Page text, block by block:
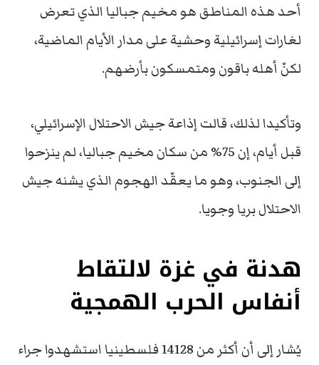
أحد هذه المناطق هو مخيم جباليا الذي تعرض
لغارات إسرائيلية وحشية على مدار الأيام الماضية،
لكنّ أهله باقون ومتمسكون بأرضهم.
وتأكيدا لذلك، قالت إذاعة جيش الاحتلال الإسرائيلي،
قبل أيام، إن 75% من سكان مخيم جباليا، لم ينزحوا
إلى الجنوب، وهو ما يعقّد الهجوم الذي يشنه جيش
الاحتلال بريا وجويا.
هدنة في غزة لالتقاط
أنفاس الحرب الهمجية
يُشار إلى أن أكثر من 14128 فلسطينيا استشهدوا جراء